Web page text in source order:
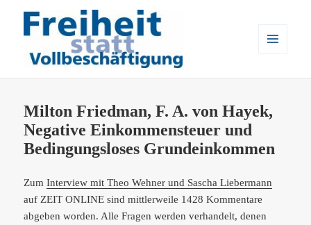
Milton Friedman, F. A. von Hayek,
Negative Einkommensteuer und
Bedingungsloses Grundeinkommen
ZumInterview mit Theo Wehner und Sascha Liebermann
auf ZEIT ONLINE sind mittlerweile 1428 Kommentare
abgeben worden. Alle Fragen werden verhandelt, denen